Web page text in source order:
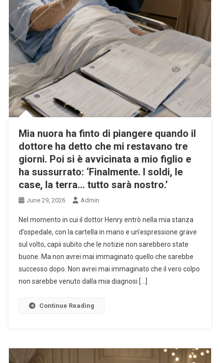
Mia nuora ha finto di piangere quando il
dottore ha detto che mi restavano tre
giorni. Poi si è avvicinata a mio figlio e
ha sussurrato: ‘Finalmente. I soldi, le
case, la terra… tutto sarà nostro.’
June 29, 2026 Admin
Nel momento in cui il dottor Henry entrò nella mia stanza
d’ospedale, con la cartella in mano e un’espressione grave
sul volto, capii subito che le notizie non sarebbero state
buone. Ma non avrei mai immaginato quello che sarebbe
successo dopo. Non avrei mai immaginato che il vero colpo
non sarebbe venuto dalla mia diagnosi […]
Continue Reading